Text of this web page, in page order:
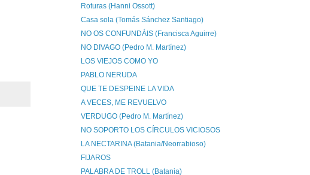
Roturas (Hanni Ossott)
Casa sola (Tomás Sánchez Santiago)
NO OS CONFUNDÁIS (Francisca Aguirre)
NO DIVAGO (Pedro M. Martínez)
LOS VIEJOS COMO YO
PABLO NERUDA
QUE TE DESPEINE LA VIDA
A VECES, ME REVUELVO
VERDUGO (Pedro M. Martínez)
NO SOPORTO LOS CÍRCULOS VICIOSOS
LA NECTARINA (Batania/Neorrabioso)
FIJAROS
PALABRA DE TROLL (Batania)